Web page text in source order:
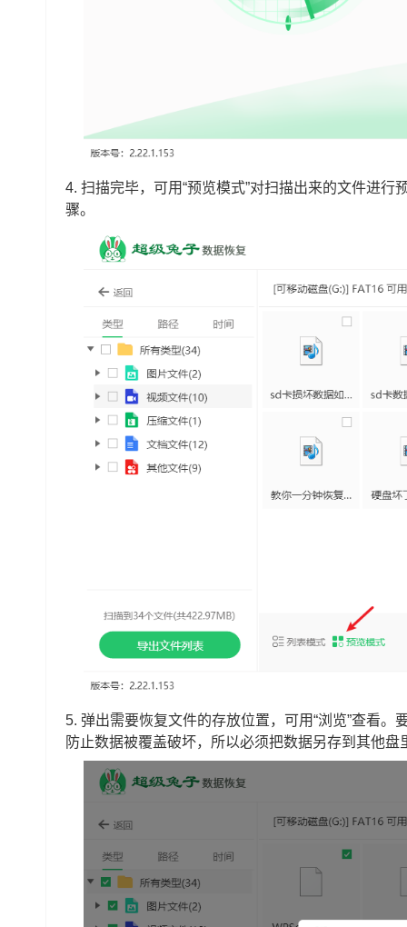
4. 扫描完毕，可用“预览模式”对扫描出来的文件进行
骤。
5. 弹出需要恢复文件的存放位置，可用“浏览”查看
防止数据被覆盖破坏，所以必须把数据另存到其他盘